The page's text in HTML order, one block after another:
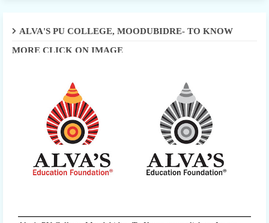
ALVA'S PU COLLEGE, MOODUBIDRE- TO KNOW
MORE CLICK ON IMAGE